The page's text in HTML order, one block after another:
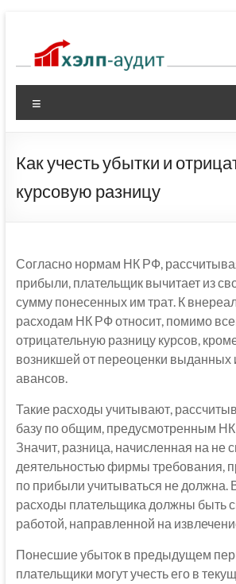
содержимому
Как учесть убытки и
курсовую разницу
Согласно нормам НК РФ,
прибыли, плательщик вычитает из
сумму понесенных им трат. К
расходам НК РФ относит, помимо
отрицательную разницу курсов,
возникшей от переоценки выданных
авансов.
Такие расходы учитывают,
базу по общим, предусмотренным
Значит, разница, начисленная на не
деятельностью фирмы требования,
по прибыли учитываться не должна.
расходы плательщика должны быть
работой, направленной на
Понесшие убыток в предыдущем
плательщики могут учесть его в